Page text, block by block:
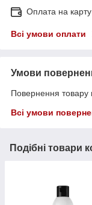
Оплата на
Всі умови оплати
Умови
Повернення товару
Всі умови
Подібні товари